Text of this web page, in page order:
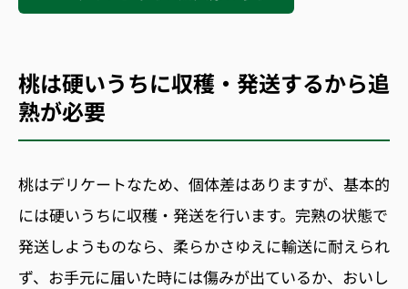
桃は硬いうちに収穫・発送するから追
熟が必要
桃はデリケートなため、個体差はありますが、基本的
には硬いうちに収穫・発送を行います。完熟の状態で
発送しようものなら、柔らかさゆえに輸送に耐えられ
ず、お手元に届いた時には傷みが出ているか、おいし